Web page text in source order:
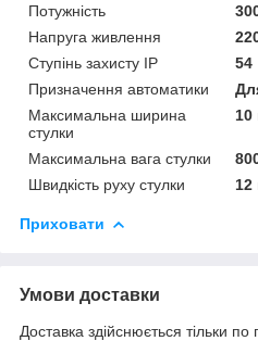
Потужність
Напруга живлення
Ступінь захисту IP
54
Призначення автоматики
Максимальна ширина
стулки
10
Максимальна вага стулки
Швидкість руху стулки
12
Приховати
Умови доставки
Доставка здійснюється тільки по